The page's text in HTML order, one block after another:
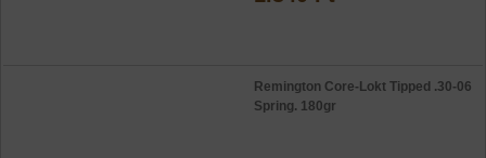
Remington Core-Lokt Tipped .30-06
Spring. 180gr